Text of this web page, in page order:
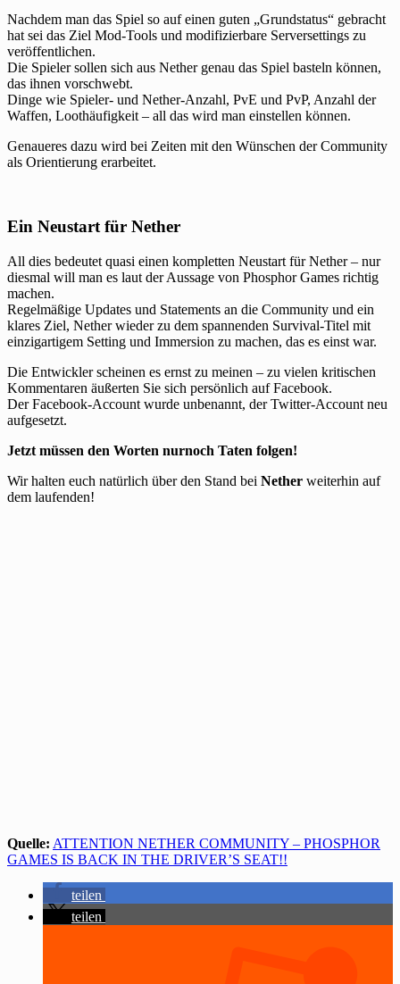
Nachdem man das Spiel so auf einen guten „Grundstatus“ gebracht
hat sei das Ziel Mod-Tools und modifizierbare Serversettings zu
veröffentlichen.
Die Spieler sollen sich aus Nether genau das Spiel basteln können,
das ihnen vorschwebt.
Dinge wie Spieler- und Nether-Anzahl, PvE und PvP, Anzahl der
Waffen, Loothäufigkeit – all das wird man einstellen können.
Genaueres dazu wird bei Zeiten mit den Wünschen der Community
als Orientierung erarbeitet.
Ein Neustart für Nether
All dies bedeutet quasi einen kompletten Neustart für Nether – nur
diesmal will man es laut der Aussage von Phosphor Games richtig
machen.
Regelmäßige Updates und Statements an die Community und ein
klares Ziel, Nether wieder zu dem spannenden Survival-Titel mit
einzigartigem Setting und Immersion zu machen, das es einst war.
Die Entwickler scheinen es ernst zu meinen – zu vielen kritischen
Kommentaren äußerten Sie sich persönlich auf Facebook.
Der Facebook-Account wurde unbenannt, der Twitter-Account neu
aufgesetzt.
Jetzt müssen den Worten nurnoch Taten folgen!
Wir halten euch natürlich über den Stand bei Nether weiterhin auf
dem laufenden!
Quelle: ATTENTION NETHER COMMUNITY – PHOSPHOR
GAMES IS BACK IN THE DRIVER’S SEAT!!
teilen
teilen